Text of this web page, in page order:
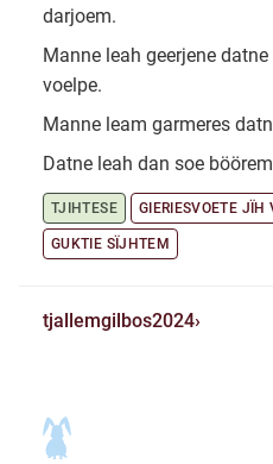
darjoem.
Manne leah geerjene
voelpe.
Manne leam garmeres
Datne leah dan soe
TJIHTESE GIERIESVOETE JÏH
GUKTIE SÏJHTEM
tjallemgilbos2024